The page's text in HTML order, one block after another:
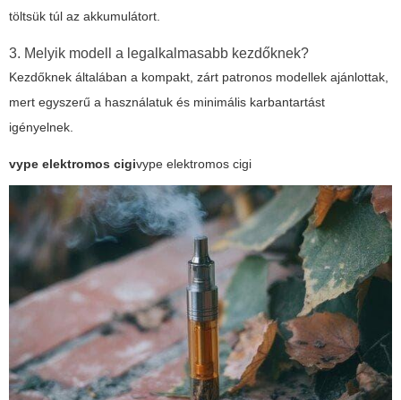
töltsük túl az akkumulátort.
3. Melyik modell a legalkalmasabb kezdőknek?
Kezdőknek általában a kompakt, zárt patronos modellek ajánlottak,
mert egyszerű a használatuk és minimális karbantartást
igényelnek.
vype elektromos cigivype elektromos cigi